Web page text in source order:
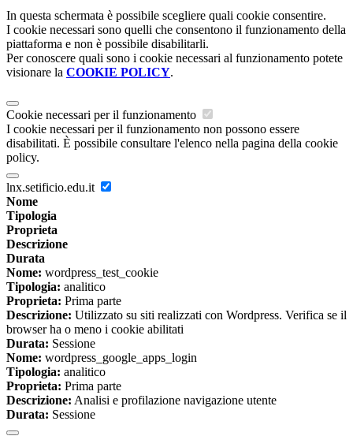
In questa schermata è possibile scegliere quali cookie consentire.
I cookie necessari sono quelli che consentono il funzionamento della
piattaforma e non è possibile disabilitarli.
Per conoscere quali sono i cookie necessari al funzionamento potete
visionare la COOKIE POLICY.
Cookie necessari per il funzionamento
I cookie necessari per il funzionamento non possono essere
disabilitati. È possibile consultare l'elenco nella pagina della cookie
policy.
lnx.setificio.edu.it
Nome
Tipologia
Proprieta
Descrizione
Durata
Nome: wordpress_test_cookie
Tipologia: analitico
Proprieta: Prima parte
Descrizione: Utilizzato su siti realizzati con Wordpress. Verifica se il
browser ha o meno i cookie abilitati
Durata: Sessione
Nome: wordpress_google_apps_login
Tipologia: analitico
Proprieta: Prima parte
Descrizione: Analisi e profilazione navigazione utente
Durata: Sessione